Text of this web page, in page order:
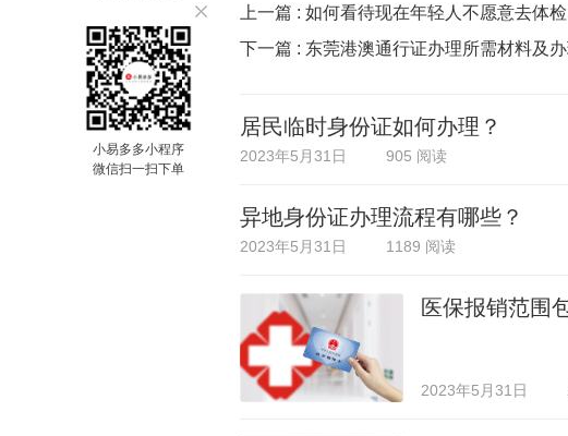
小易多多小程序
微信扫一扫下单
上一篇 : 如何看待现在年轻人不愿意去体检
下一篇 : 东莞港澳通行证办理所需材料及
居民临时身份证如何办理？
2023年5月31日 905 阅读
异地身份证办理流程有哪些？
2023年5月31日 1189 阅读
医保报销范围
2023年5月31日